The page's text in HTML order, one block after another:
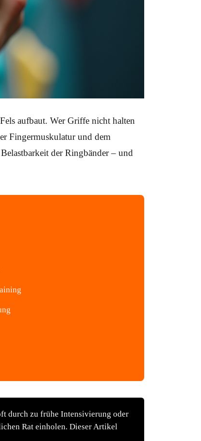
aufbaut. Wer Griffe nicht halten
Fingermuskulatur und dem
der Ringbänder – und
durch zu frühe Intensivierung oder
Rat einholen. Dieser Artikel